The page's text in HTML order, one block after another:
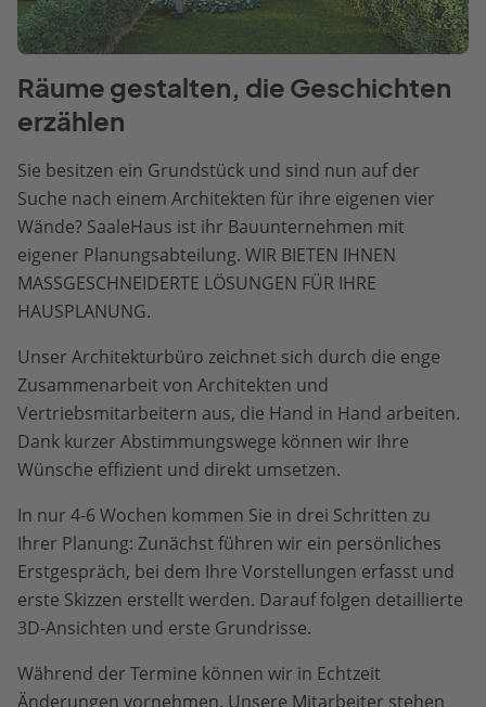
Räume gestalten, die Geschichten
erzählen
Sie besitzen ein Grundstück und sind nun auf der
Suche nach einem Architekten für ihre eigenen vier
Wände? SaaleHaus ist ihr Bauunternehmen mit
eigener Planungsabteilung. WIR BIETEN IHNEN
MASSGESCHNEIDERTE LÖSUNGEN FÜR IHRE
HAUSPLANUNG.
Unser Architekturbüro zeichnet sich durch die enge
Zusammenarbeit von Architekten und
Vertriebsmitarbeitern aus, die Hand in Hand arbeiten.
Dank kurzer Abstimmungswege können wir Ihre
Wünsche effizient und direkt umsetzen.
In nur 4-6 Wochen kommen Sie in drei Schritten zu
Ihrer Planung: Zunächst führen wir ein persönliches
Erstgespräch, bei dem Ihre Vorstellungen erfasst und
erste Skizzen erstellt werden. Darauf folgen detaillierte
3D-Ansichten und erste Grundrisse.
Während der Termine können wir in Echtzeit
Änderungen vornehmen. Unsere Mitarbeiter stehen